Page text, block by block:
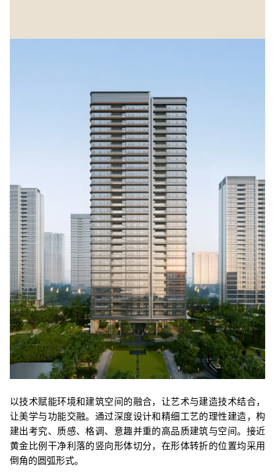
以技术赋能环境和建筑空间的融合，让艺术与建造技术结合，
让美学与功能交融。通过深度设计和精细工艺的理性建造，构
建出考究、质感、格调、意趣并重的高品质建筑与空间。 接近
黄金比例干净利落的竖向形体切分，在形体转折的位置均采用
倒角的圆弧形式。